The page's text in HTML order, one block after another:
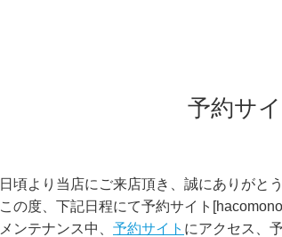
予約サ
日頃より当店にご来店頂き、誠にありがと
この度、下記日程にて予約サイト
メンテナンス中、 予約サイト にアクセス、